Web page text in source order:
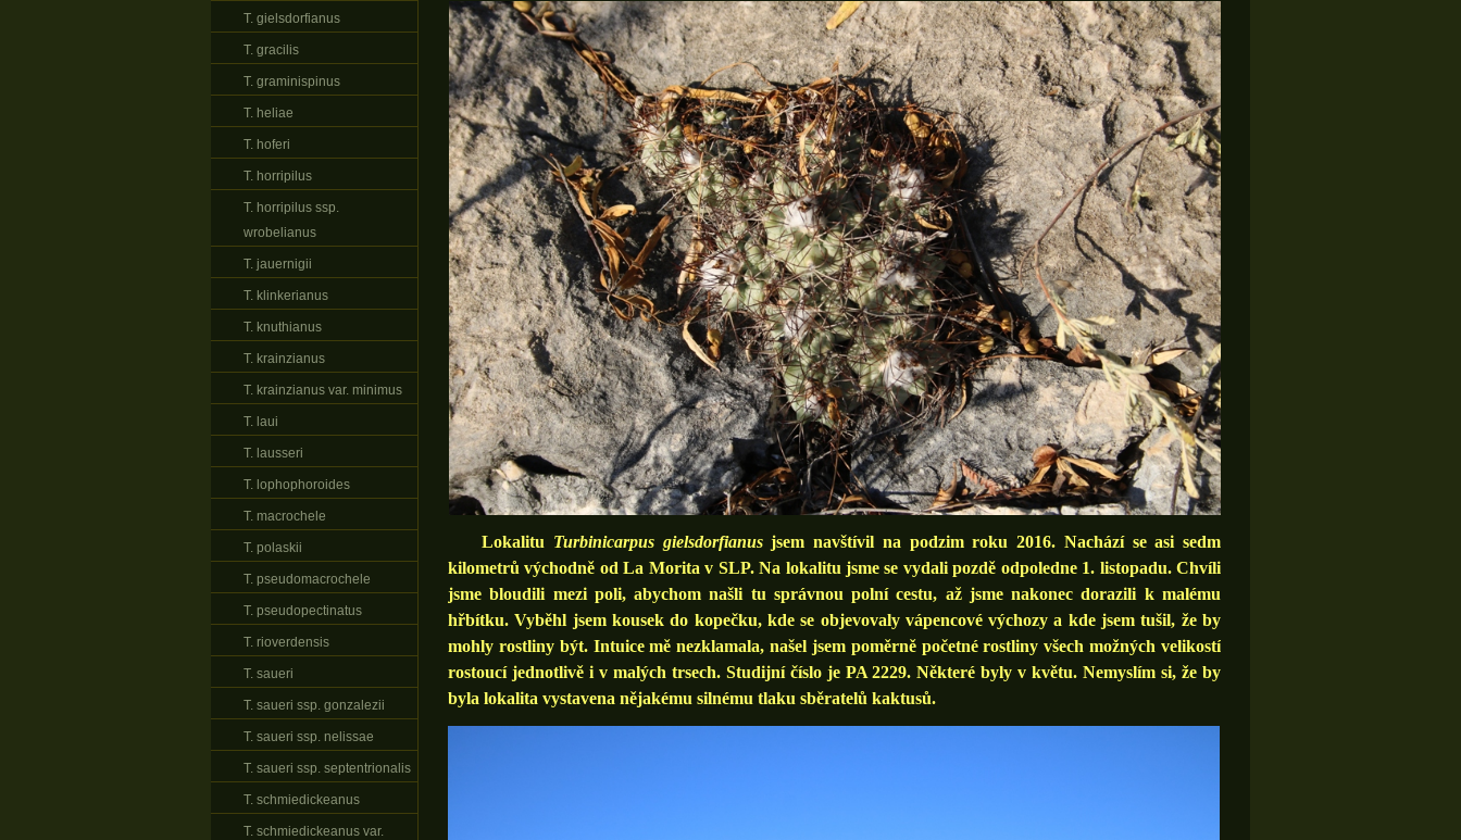
Lokalitu Turbinicarpusgielsdorfianusjsem navštívil na podzim roku 2016. Nachází se asi sedm
kilometrů východně od La Morita v SLP. Na lokalitu jsme se vydali pozdě odpoledne 1. listopadu. Chvíli
jsme bloudili mezi poli, abychom našli tu správnou polní cestu, až jsme nakonec dorazili k malému
hřbítku. Vyběhl jsem kousek do kopečku, kde se objevovaly vápencové výchozy a kde jsem tušil, že by
mohly rostliny být. Intuice mě nezklamala, našel jsem poměrně početné rostliny všech možných velikostí
rostoucí jednotlivě i v malých trsech. Studijní číslo je PA 2229. Některé byly v květu. Nemyslím si, že by
byla lokalita vystavena nějakému silnému tlaku sběratelů kaktusů.
T. gielsdorfianus
T. gracilis
T. graminispinus
T. heliae
T. hoferi
T. horripilus
T. horripilus ssp.
wrobelianus
T. jauernigii
T. klinkerianus
T. knuthianus
T. krainzianus
T. krainzianus var. minimus
T. laui
T. lausseri
T. lophophoroides
T. macrochele
T. polaskii
T. pseudomacrochele
T. pseudopectinatus
T. rioverdensis
T. saueri
T. saueri ssp. gonzalezii
T. saueri ssp. nelissae
T. saueri ssp. septentrionalis
T. schmiedickeanus
T. schmiedickeanus var.